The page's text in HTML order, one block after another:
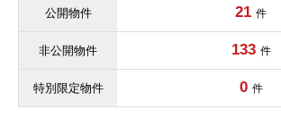
公開物件 21 件
非公開物件 133 件
特別限定物件 0 件